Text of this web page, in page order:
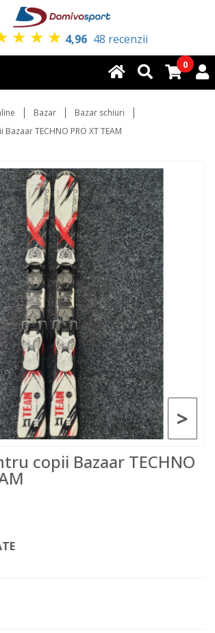
★ ★ ★ 4,96 48 recenzii
0
Bazar
Bazar schiuri
TECHNO PRO XT TEAM
>
copii Bazaar TECHNO